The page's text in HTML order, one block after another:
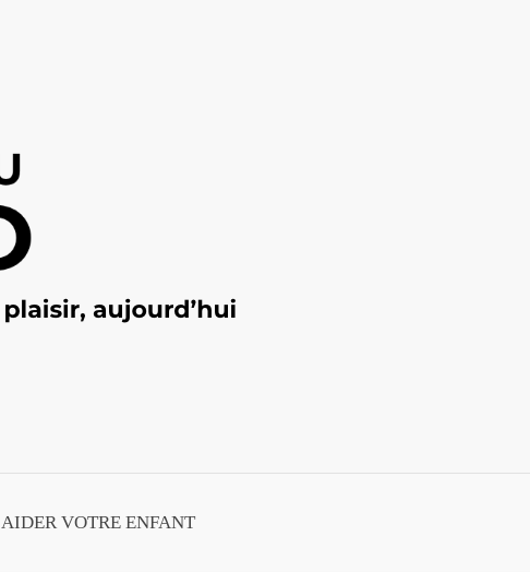
AIDER VOTRE ENFANT